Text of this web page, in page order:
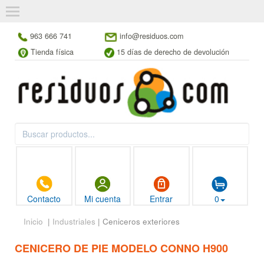
963 666 741
info@residuos.com
Tienda física
15 días de derecho de devolución
Contacto Mi cuenta Entrar 0
Inicio | Industriales | Ceniceros exteriores
CENICERO DE PIE MODELO CONNO H900